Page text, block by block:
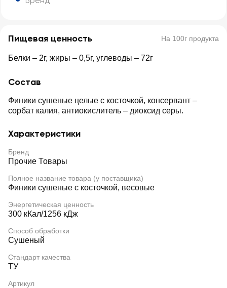
Пищевая ценность На 100г продукта
Белки – 2г, жиры – 0,5г, углеводы – 72г
Состав
Финики сушеные целые с косточкой, консервант –
сорбат калия, антиокислитель – диоксид серы.
Характеристики
Бренд
Прочие Товары
Полное название товара (у поставщика)
Финики сушеные с косточкой, весовые
Энергетическая ценность
300 кКал/1256 кДж
Способ обработки
Сушеный
Стандарт качества
ТУ
Артикул